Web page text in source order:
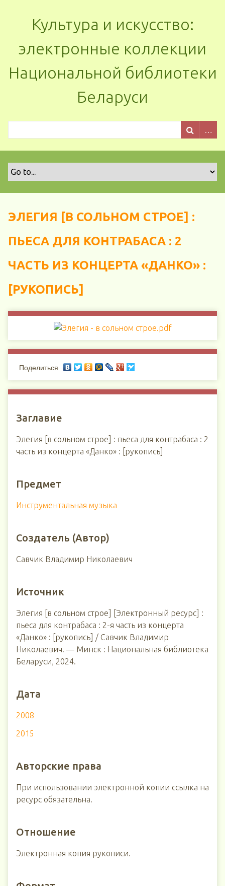
Культура и искусство:
электронные коллекции
Национальной библиотеки
Беларуси
ЭЛЕГИЯ [В СОЛЬНОМ СТРОЕ] :
ПЬЕСА ДЛЯ КОНТРАБАСА : 2
ЧАСТЬ ИЗ КОНЦЕРТА «ДАНКО» :
[РУКОПИСЬ]
Поделиться
Заглавие
Элегия [в сольном строе] : пьеса для контрабаса : 2
часть из концерта «Данко» : [рукопись]
Предмет
Инструментальная музыка
Создатель (Автор)
Савчик Владимир Николаевич
Источник
Элегия [в сольном строе] [Электронный ресурс] :
пьеса для контрабаса : 2-я часть из концерта
«Данко» : [рукопись] / Савчик Владимир
Николаевич. ― Минск : Национальная библиотека
Беларуси, 2024.
Дата
2008
2015
Авторские права
При использовании электронной копии ссылка на
ресурс обязательна.
Отношение
Электронная копия рукописи.